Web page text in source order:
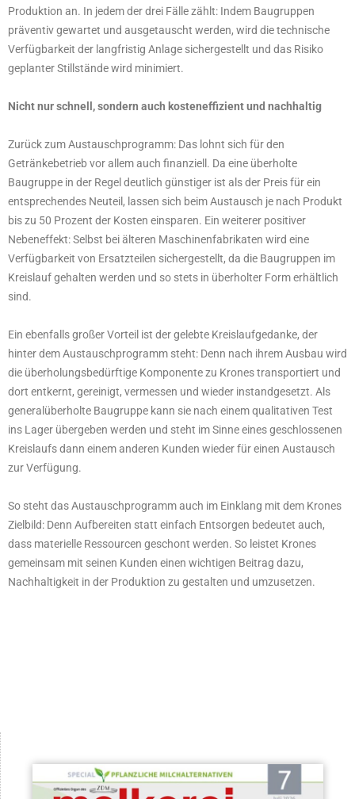
Produktion an. In jedem der drei Fälle zählt: Indem Baugruppen
präventiv gewartet und ausgetauscht werden, wird die technische
Verfügbarkeit der langfristig Anlage sichergestellt und das Risiko
geplanter Stillstände wird minimiert.
Nicht nur schnell, sondern auch kosteneffizient und nachhaltig
Zurück zum Austauschprogramm: Das lohnt sich für den
Getränkebetrieb vor allem auch finanziell. Da eine überholte
Baugruppe in der Regel deutlich günstiger ist als der Preis für ein
entsprechendes Neuteil, lassen sich beim Austausch je nach Produkt
bis zu 50 Prozent der Kosten einsparen. Ein weiterer positiver
Nebeneffekt: Selbst bei älteren Maschinenfabrikaten wird eine
Verfügbarkeit von Ersatzteilen sichergestellt, da die Baugruppen im
Kreislauf gehalten werden und so stets in überholter Form erhältlich
sind.
Ein ebenfalls großer Vorteil ist der gelebte Kreislaufgedanke, der
hinter dem Austauschprogramm steht: Denn nach ihrem Ausbau wird
die überholungsbedürftige Komponente zu Krones transportiert und
dort entkernt, gereinigt, vermessen und wieder instandgesetzt. Als
generalüberholte Baugruppe kann sie nach einem qualitativen Test
ins Lager übergeben werden und steht im Sinne eines geschlossenen
Kreislaufs dann einem anderen Kunden wieder für einen Austausch
zur Verfügung.
So steht das Austauschprogramm auch im Einklang mit dem Krones
Zielbild: Denn Aufbereiten statt einfach Entsorgen bedeutet auch,
dass materielle Ressourcen geschont werden. So leistet Krones
gemeinsam mit seinen Kunden einen wichtigen Beitrag dazu,
Nachhaltigkeit in der Produktion zu gestalten und umzusetzen.